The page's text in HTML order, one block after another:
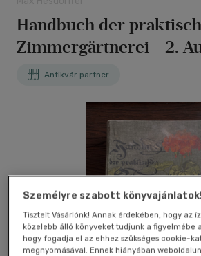
Handbuch der
Zimmergärtnerei - 2.
Antikvár partner
Személyre szabott
Tisztelt Vásárlónk! Annak érdekében, hogy az
közelebb álló könyveket tudjunk a figyelmébe
hogy fogadja el az ehhez szükséges cookie-
megnyomásával. Ennek hiányában